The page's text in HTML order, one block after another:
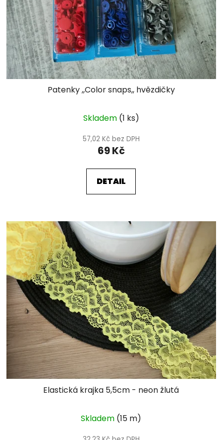
Patenky ,,Color snaps,, hvězdičky
Skladem (1 ks)
57,02 Kč bez DPH
69 Kč
DETAIL
Elastická krajka 5,5cm - neon žlutá
Skladem (15 m)